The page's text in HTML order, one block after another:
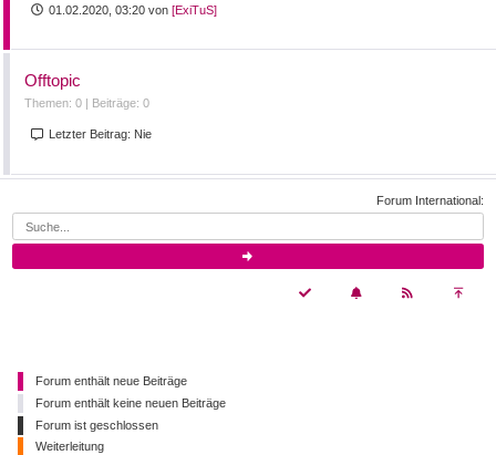
01.02.2020, 03:20 von[ExiTuS]
Offtopic
Themen: 0 | Beiträge: 0
Letzter Beitrag: Nie
Forum International:
Forum enthält neue Beiträge
Forum enthält keine neuen Beiträge
Forum ist geschlossen
Weiterleitung